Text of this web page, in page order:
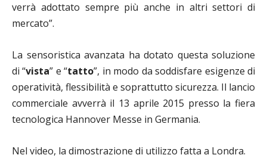
verrà adottato sempre più anche in altri settori di
mercato”.
La sensoristica avanzata ha dotato questa soluzione
di “vista” e “tatto”, in modo da soddisfare esigenze di
operatività, flessibilità e soprattutto sicurezza. Il lancio
commerciale avverrà il 13 aprile 2015 presso la fiera
tecnologica Hannover Messe in Germania.
Nel video, la dimostrazione di utilizzo fatta a Londra.